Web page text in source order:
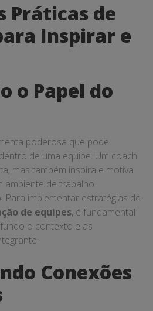
Práticas de
Inspirar e
o Papel do
poderosa que pode
de uma equipe. Um coach
mas também inspira e motiva
ambiente de trabalho
implementar estratégias de
de equipes, é fundamental
o contexto e as
Conexões